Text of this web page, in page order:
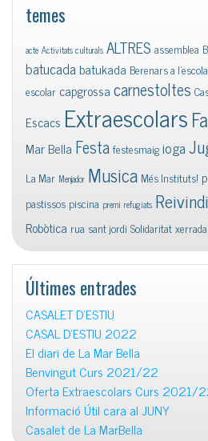
temes
acte Activitats culturals ALTRES assemblea
batucadabatukada Berenars a l'escola
escolar capgrossacarnestoltes
Escacs Extraescolars
Mar Bella Festafestesmaigioga
La Mar Menjador Musica Més Instituts!
pastissos piscina premi refugiats
Robòtica rua sant jordi Solidaritatxerrada
Últimes entrades
CASALET D’ESTIU
CASAL D’ESTIU 2022
El diari de La Mar Bella
Benvingut Curs 2021/22
Oferta Extraescolars Curs 2021/
Informació Útil cara al JUNY
Casalet de La MarBella